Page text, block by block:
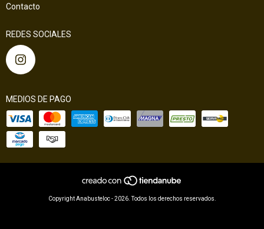
Contacto
REDES SOCIALES
MEDIOS DE PAGO
Copyright Anabusteloc - 2026. Todos los derechos reservados.